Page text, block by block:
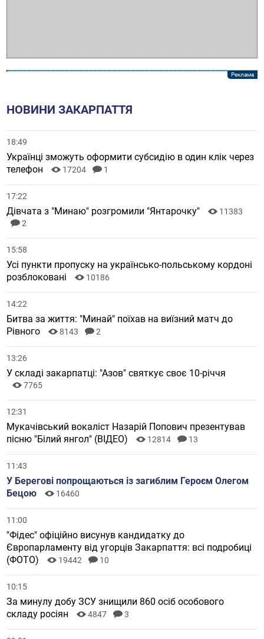
НОВИНИ ЗАКАРПАТТЯ
18:49
Українці зможуть оформити субсидію в один клік через
телефон
17204 1
17:22
Дівчата з "Минаю" розгромили "Янтарочку"
11383
2
15:58
Усі пункти пропуску на українсько-польському кордоні
розблоковані
10186
14:22
Битва за життя: "Минай" поїхав на виїзний матч до
Рівного
8143 2
13:26
У складі закарпатці: "Азов" святкує своє 10-річчя
7765
12:31
Мукачівський вокаліст Назарій Попович презентував
пісню "Білий янгол" (ВІДЕО)
12814 13
11:43
У Берегові попрощаються із загиблим Героєм Олегом
Бецою
16460
11:00
"Фідес" офіційно висунув кандидатку до
Європарламенту від угорців Закарпаття: всі подробиці
(ФОТО)
19442 10
10:15
За минулу добу ЗСУ знищили 860 осіб особового
складу росіян
4847 3